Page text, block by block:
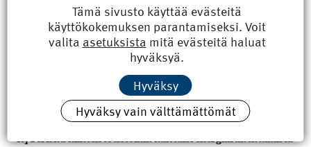
Uusimmat
Kyberisku kiinteistötietoihin haittaisi energiarakentamista
Tämä sivusto käyttää evästeitä
käyttökokemuksen parantamiseksi. Voit
valita asetuksista mitä evästeitä haluat
hyväksyä.
Hyväksy
Hyväksy vain välttämättömät